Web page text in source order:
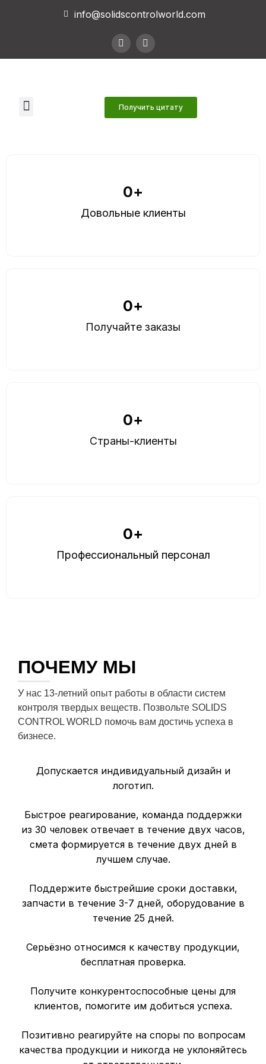
info@solidscontrolworld.com
Получить цитату
Довольные клиенты
0+
Получайте заказы
0+
Страны-клиенты
0+
Профессиональный персонал
0+
ПОЧЕМУ МЫ
У нас 13-летний опыт работы в области систем
контроля твердых веществ. Позвольте SOLIDS
CONTROL WORLD помочь вам достичь успеха в
бизнесе.
Допускается индивидуальный дизайн и
логотип.
Быстрое реагирование, команда поддержки
из 30 человек отвечает в течение двух часов,
смета формируется в течение двух дней в
лучшем случае.
Поддержите быстрейшие сроки доставки,
запчастив течение 3-7 дней, оборудование в
течение 25 дней.
Серьёзно относимся к качеству продукции,
бесплатная проверка.
Получите конкурентоспособные цены для
клиентов, помогите им добиться успеха.
Позитивно реагируйте на споры по вопросам
качества продукции и никогда не уклоняйтесь